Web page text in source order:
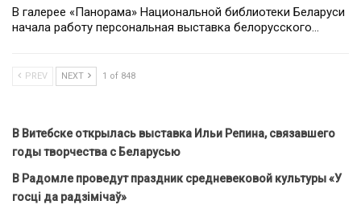
В галерее «Панорама» Национальной библиотеки Беларуси
начала работу персональная выставка белорусского…
PREV NEXT 1 of 848
В Витебске открылась выставка Ильи Репина, связавшего
годы творчества с Беларусью
В Радомле проведут праздник средневековой культуры «У
госці да радзімічаў»